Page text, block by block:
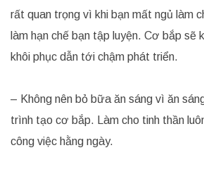
rất quan trọng vì khi bạn mất ngủ làm
làm hạn chế bạn tập luyện. Cơ bắp sẽ
khôi phục dẫn tới chậm phát triển.
– Không nên bỏ bữa ăn sáng vì ăn
trình tạo cơ bắp. Làm cho tinh thần
công việc hằng ngày.